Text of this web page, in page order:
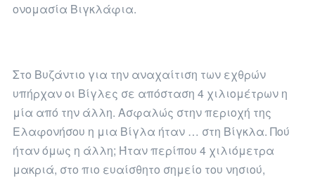
ονομασία Βιγκλάφια.
Στο Βυζάντιο για την αναχαίτιση των εχθρών
υπήρχαν οι Βίγλες σε απόσταση 4 χιλιομέτρων η
μία από την άλλη. Ασφαλώς στην περιοχή της
Ελαφονήσου η μια Βίγλα ήταν … στη Βίγκλα. Πού
ήταν όμως η άλλη; Ήταν περίπου 4 χιλιόμετρα
μακριά, στο πιο ευαίσθητο σημείο του νησιού,